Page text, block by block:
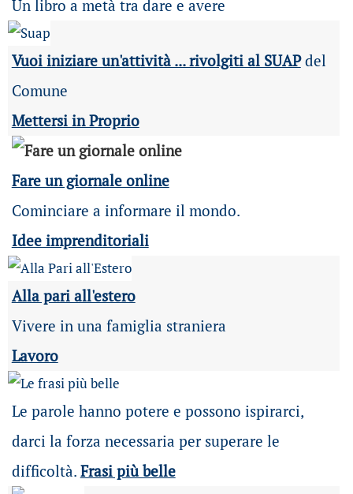
Un libro a metà tra dare e avere
Vuoi iniziare un'attività ... rivolgiti al SUAPdel
Comune
Mettersi in Proprio
Fare un giornale online
Cominciare a informare il mondo.
Idee imprenditoriali
Alla pari all'estero
Vivere in una famiglia straniera
Lavoro
Le parole hanno potere e possono ispirarci,
darci la forza necessaria per superare le
difficoltà. Frasi più belle